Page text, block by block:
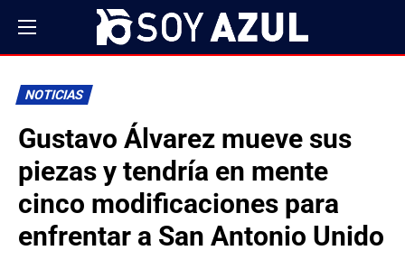
NOTICIAS
Gustavo Álvarez mueve sus
piezas y tendría en mente
cinco modificaciones para
enfrentar a San Antonio Unido